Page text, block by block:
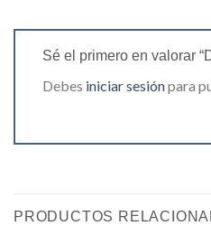
Sé el primero en valorar
Debes iniciar sesiónpara
PRODUCTOS